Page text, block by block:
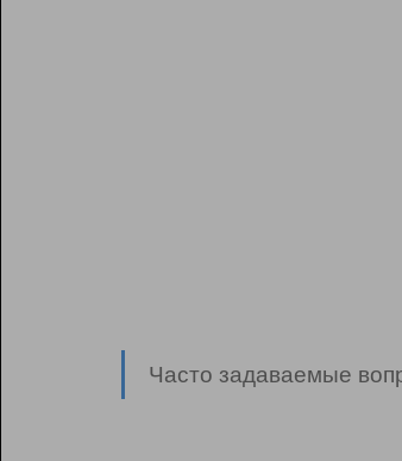
Часто задаваемые